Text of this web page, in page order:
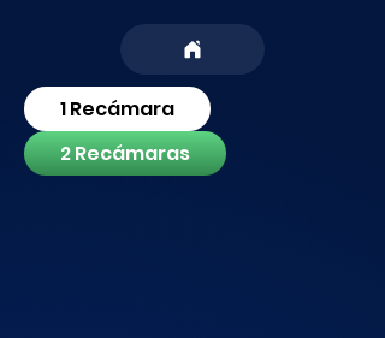
1 Recámara
2 Recámaras